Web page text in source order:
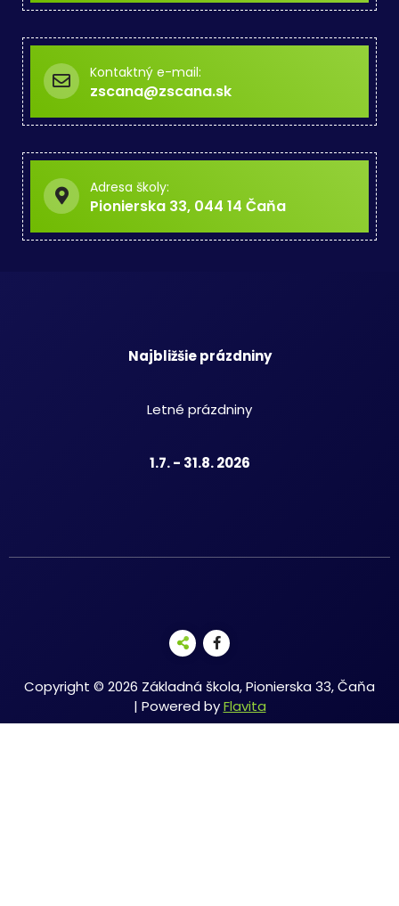
Kontaktný e-mail:
zscana@zscana.sk
Adresa školy:
Pionierska 33, 044 14 Čaňa
Najbližšie prázdniny
Letné prázdniny
1.7. - 31.8. 2026
Copyright © 2026 Základná škola, Pionierska 33, Čaňa
| Powered byFlavita